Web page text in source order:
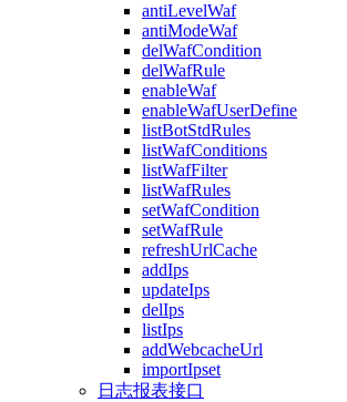
antiLevelWaf
antiModeWaf
delWafCondition
delWafRule
enableWaf
enableWafUserDefine
listBotStdRules
listWafConditions
listWafFilter
listWafRules
setWafCondition
setWafRule
refreshUrlCache
addIps
updateIps
delIps
listIps
addWebcacheUrl
importIpset
日志报表接口